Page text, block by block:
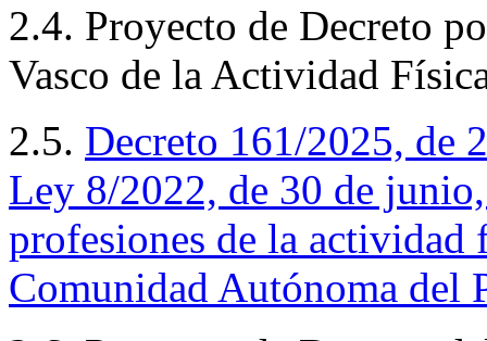
2.4. Proyecto de Decreto
Vasco de la Actividad
2.5. Decreto 161/2025, de
Ley 8/2022, de 30 de
profesiones de la actividad
Comunidad Autónoma del